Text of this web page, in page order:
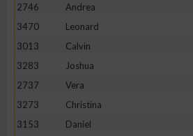
2746
Andrea
3470
Leonard
3013
Calvin
3283
Joshua
2737
Vera
3273
Christina
3153
Daniel